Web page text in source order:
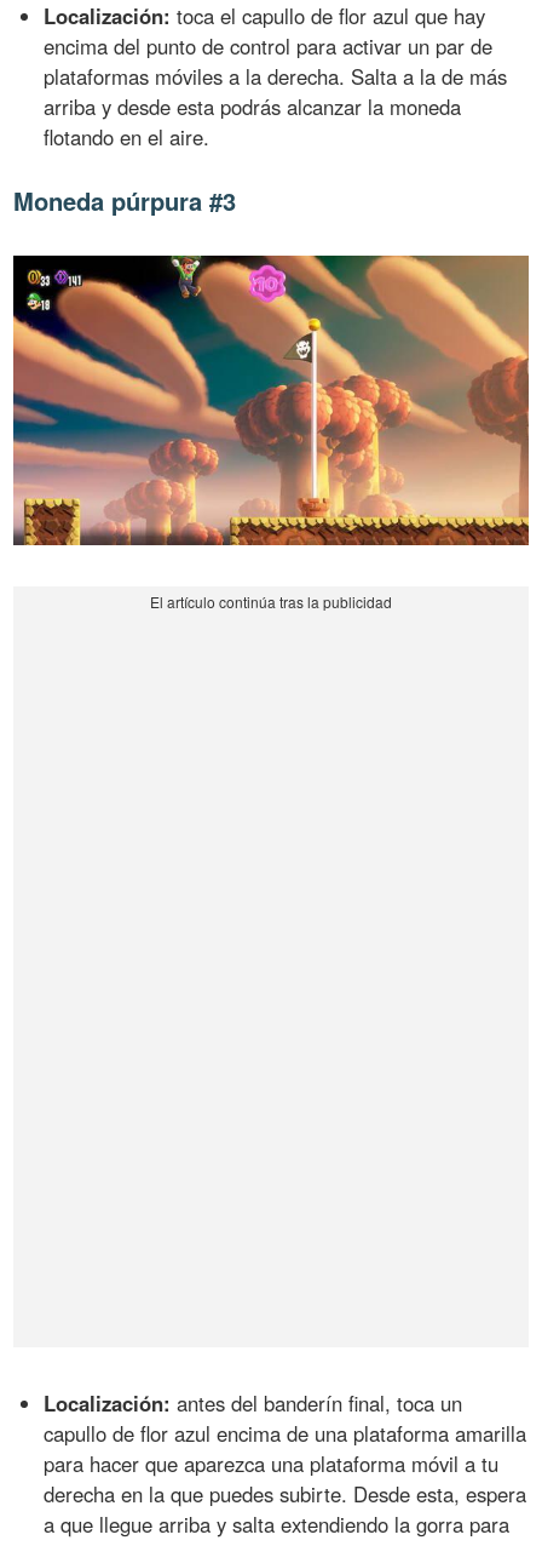
Localización: toca el capullo de flor azul que hay
encima del punto de control para activar un par de
plataformas móviles a la derecha. Salta a la de más
arriba y desde esta podrás alcanzar la moneda
flotando en el aire.
Moneda púrpura #3
Localización: antes del banderín final, toca un
capullo de flor azul encima de una plataforma amarilla
para hacer que aparezca una plataforma móvil a tu
derecha en la que puedes subirte. Desde esta, espera
a que llegue arriba y salta extendiendo la gorra para